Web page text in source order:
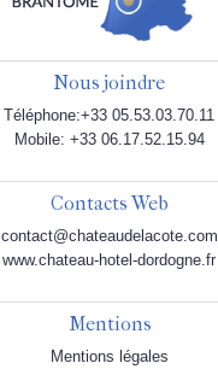
Nous joindre
Téléphone:+33 05.53.03.70.11
Mobile: +33 06.17.52.15.94
Contacts Web
contact@chateaudelacote.com
www.chateau-hotel-dordogne.fr
Mentions
Mentions légales